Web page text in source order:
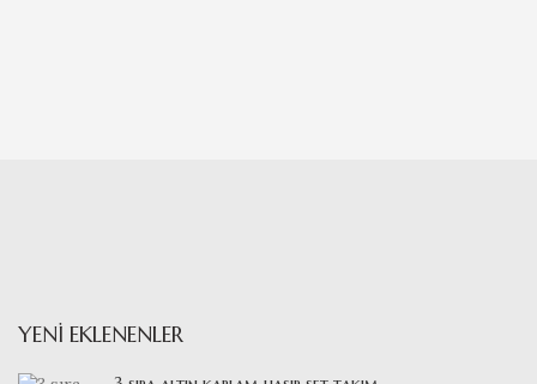
YENI EKLENENLER